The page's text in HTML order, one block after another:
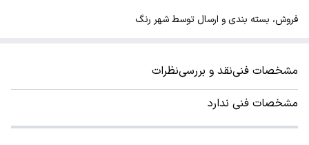
فروش، بسته بندی و ارسال توسط شهر رنگ
مشخصات فنینقد و بررسینظرات
مشخصات فنی ندارد